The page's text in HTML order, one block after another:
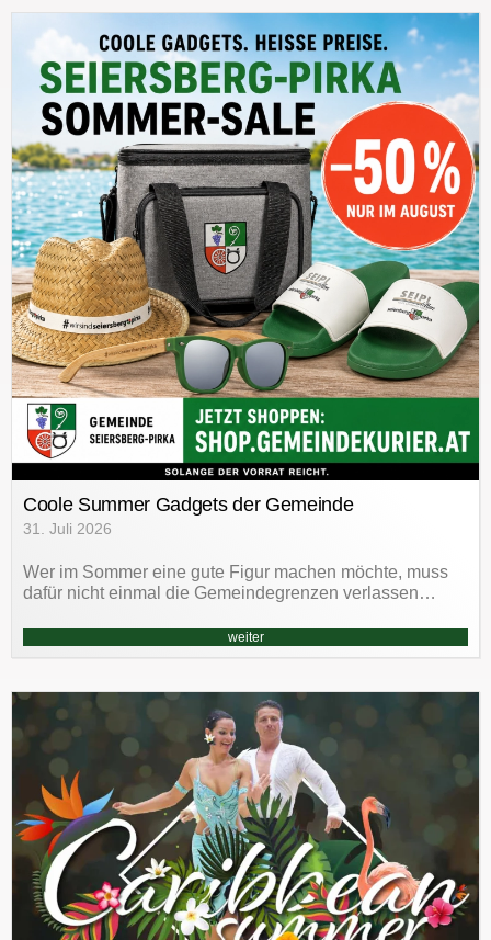
Coole Summer Gadgets der Gemeinde
31. Juli 2026
Wer im Sommer eine gute Figur machen möchte, muss
dafür nicht einmal die Gemeindegrenzen verlassen…
weiter